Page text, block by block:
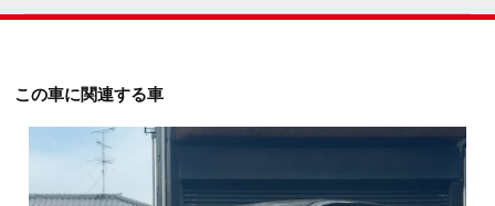
この車に関連する車